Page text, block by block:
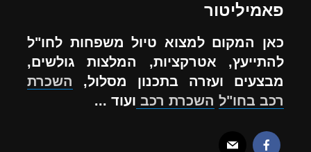
פאמיליטור
כאן המקום למצוא טיול משפחות לחו"ל
להתייעץ, אטרקציות, המלצות גולשים,
מבצעים ועזרה בתכנון מסלול, השכרת
רכב בחו"ל השכרת רכב ועוד ...